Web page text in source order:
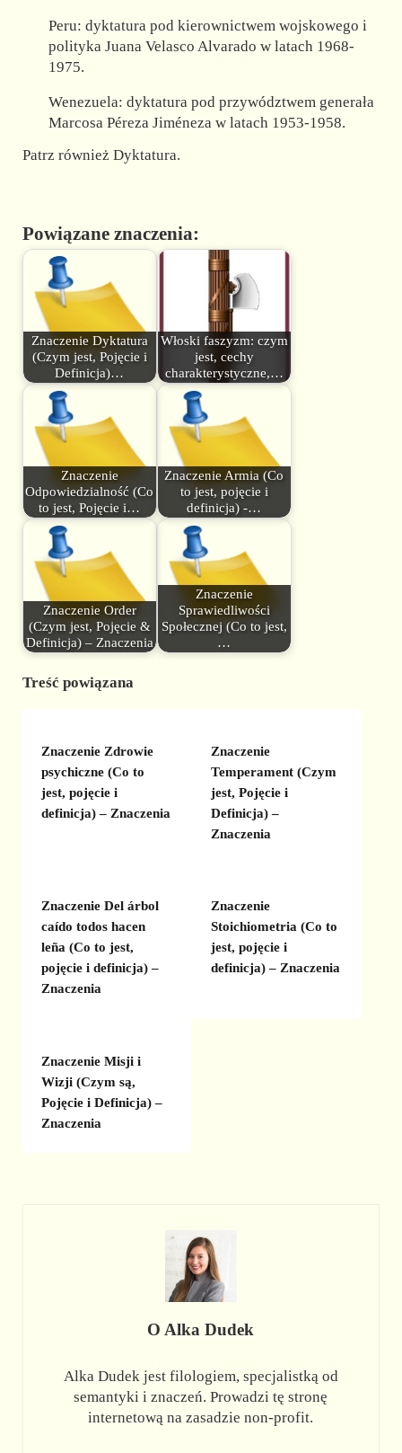
Peru: dyktatura pod kierownictwem wojskowego i
polityka Juana Velasco Alvarado w latach 1968-
1975.
Wenezuela: dyktatura pod przywództwem generała
Marcosa Péreza Jiméneza w latach 1953-1958.
Patrz również Dyktatura.
Powiązane znaczenia:
Znaczenie Dyktatura
(Czym jest, Pojęcie i
Definicja)…
Włoski faszyzm: czym
jest, cechy
charakterystyczne,…
Znaczenie
Odpowiedzialność (Co
to jest, Pojęcie i…
Znaczenie Armia (Co
to jest, pojęcie i
definicja) -…
Znaczenie Order
(Czym jest, Pojęcie &
Definicja) – Znaczenia
Znaczenie
Sprawiedliwości
Społecznej (Co to jest,
…
Treść powiązana
Znaczenie Zdrowie
psychiczne (Co to
jest, pojęcie i
definicja) – Znaczenia
Znaczenie
Temperament (Czym
jest, Pojęcie i
Definicja) –
Znaczenia
Znaczenie Del árbol
caído todos hacen
leña (Co to jest,
pojęcie i definicja) –
Znaczenia
Znaczenie
Stoichiometria (Co to
jest, pojęcie i
definicja) – Znaczenia
Znaczenie Misji i
Wizji (Czym są,
Pojęcie i Definicja) –
Znaczenia
OAlka Dudek
Alka Dudek jest filologiem, specjalistką od
semantyki i znaczeń. Prowadzi tę stronę
internetową na zasadzie non-profit.